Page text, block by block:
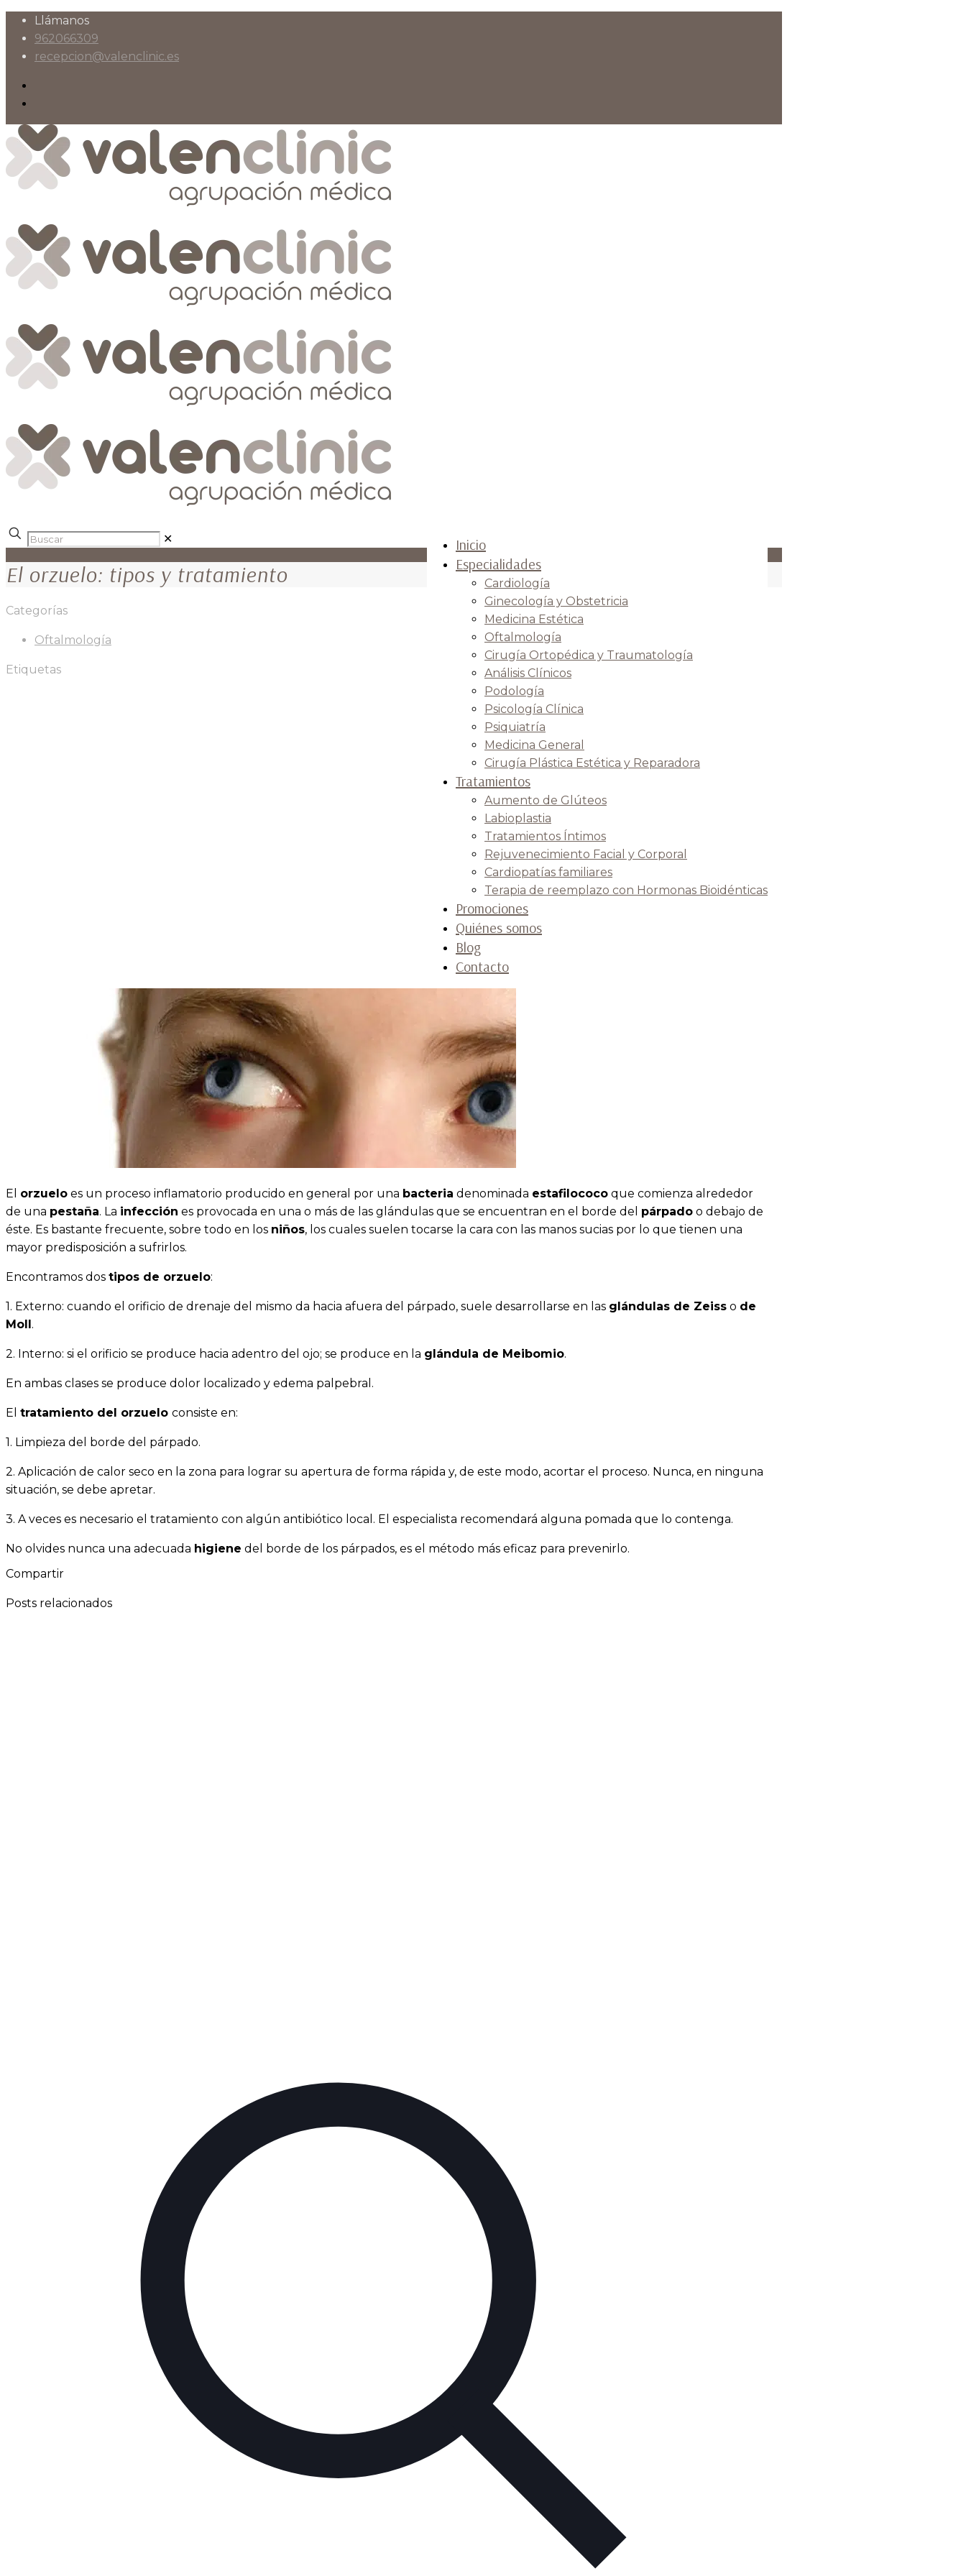
Llámanos
962066309
recepcion@valenclinic.es
Inicio
Especialidades
Cardiología
Ginecología y Obstetricia
Medicina Estética
Oftalmología
Cirugía Ortopédica y Traumatología
Análisis Clínicos
Podología
Psicología Clínica
Psiquiatría
Medicina General
Cirugía Plástica Estética y Reparadora
Tratamientos
Aumento de Glúteos
Labioplastia
Tratamientos Íntimos
Rejuvenecimiento Facial y Corporal
Cardiopatías familiares
Terapia de reemplazo con Hormonas Bioidénticas
Promociones
Quiénes somos
Blog
Contacto
✕
El orzuelo: tipos y tratamiento
Categorías
Oftalmología
Etiquetas
El orzuelo es un proceso inflamatorio producido en general por una bacteria denominada estafilococo que comienza alrededor
de una pestaña. La infección es provocada en una o más de las glándulas que se encuentran en el borde del párpado o debajo de
éste. Es bastante frecuente, sobre todo en los niños, los cuales suelen tocarse la cara con las manos sucias por lo que tienen una
mayor predisposición a sufrirlos.
Encontramos dos tipos de orzuelo:
1. Externo: cuando el orificio de drenaje del mismo da hacia afuera del párpado, suele desarrollarse en las glándulas de Zeiss o de
Moll.
2. Interno: si el orificio se produce hacia adentro del ojo; se produce en la glándula de Meibomio.
En ambas clases se produce dolor localizado y edema palpebral.
El tratamiento del orzuelo consiste en:
1. Limpieza del borde del párpado.
2. Aplicación de calor seco en la zona para lograr su apertura de forma rápida y, de este modo, acortar el proceso. Nunca, en ninguna
situación, se debe apretar.
3. A veces es necesario el tratamiento con algún antibiótico local. El especialista recomendará alguna pomada que lo contenga.
No olvides nunca una adecuada higiene del borde de los párpados, es el método más eficaz para prevenirlo.
Compartir
Posts relacionados